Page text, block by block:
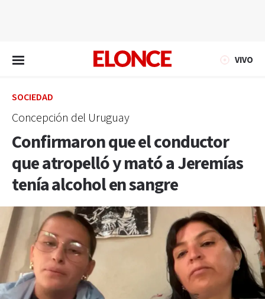
VIVO
SOCIEDAD
Concepción del Uruguay
Confirmaron que el conductor
que atropelló y mató a Jeremías
tenía alcohol en sangre